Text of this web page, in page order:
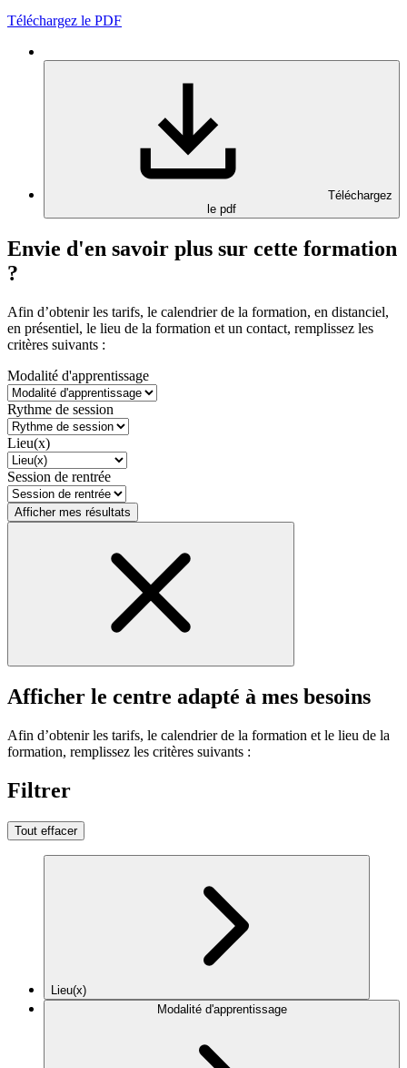
Téléchargez le PDF
Téléchargez
le pdf
Envie d'en savoir plus sur cette formation
?
Afin d’obtenir les tarifs, le calendrier de la formation, en distanciel,
en présentiel, le lieu de la formation et un contact, remplissez les
critères suivants :
Modalité d'apprentissage
Rythme de session
Lieu(x)
Session de rentrée
Afficher mes résultats
Afficher le centre adapté à mes besoins
Afin d’obtenir les tarifs, le calendrier de la formation et le lieu de la
formation, remplissez les critères suivants :
Filtrer
Tout effacer
Lieu(x)
Modalité d'apprentissage